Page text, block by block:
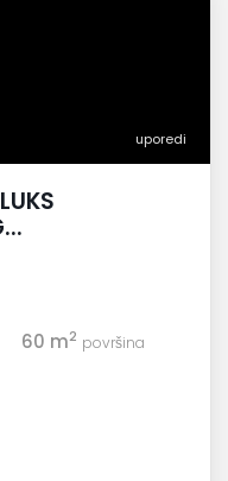
uporedi
60 m2 površina